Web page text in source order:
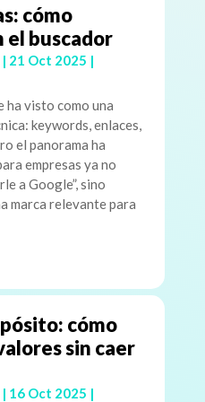
cómo
el buscador
| 21 Oct 2025 |
ha visto como una
keywords, enlaces,
el panorama ha
empresas ya no
a Google”, sino
marca relevante para
cómo
sin caer
| 16 Oct 2025 |